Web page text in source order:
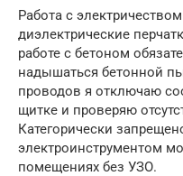
Работа с
диэлектрические
работе с бетоном
надышаться бетонной
проводов я отключаю
щитке и проверяю
Категорически
электроинструментом
помещениях без УЗО.